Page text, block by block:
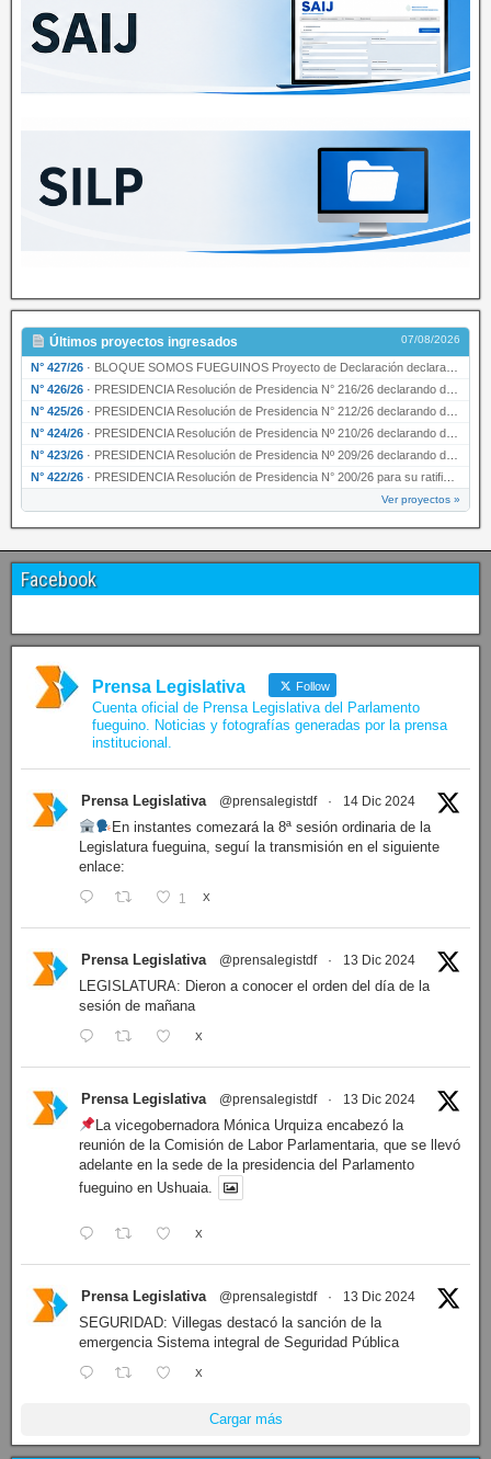
Últimos proyectos ingresados 07/08/2026
N° 427/26 · BLOQUE SOMOS FUEGUINOS Proyecto de Declaración declarando de interés provincial PRESIDENCI…
N° 426/26 · PRESIDENCIA Resolución de Presidencia N° 216/26 declarando de interés provincial la labor …
N° 425/26 · PRESIDENCIA Resolución de Presidencia N° 212/26 declarando de interés provincial el “50° A…
N° 424/26 · PRESIDENCIA Resolución de Presidencia Nº 210/26 declarando de interés provincial el proyec…
N° 423/26 · PRESIDENCIA Resolución de Presidencia Nº 209/26 declarando de interés provincial la presen…
N° 422/26 · PRESIDENCIA Resolución de Presidencia N° 200/26 para su ratificación.
Ver proyectos »
Facebook
Prensa Legislativa Follow
Cuenta oficial de Prensa Legislativa del Parlamento
fueguino. Noticias y fotografías generadas por la prensa
institucional.
Prensa Legislativa @prensalegistdf · 14 Dic 2024
En instantes comezará la 8ª sesión ordinaria de la
Legislatura fueguina, seguí la transmisión en el siguiente
enlace:
1 X
Prensa Legislativa @prensalegistdf · 13 Dic 2024
LEGISLATURA: Dieron a conocer el orden del día de la
sesión de mañana
X
Prensa Legislativa @prensalegistdf · 13 Dic 2024
La vicegobernadora Mónica Urquiza encabezó la
reunión de la Comisión de Labor Parlamentaria, que se llevó
adelante en la sede de la presidencia del Parlamento
fueguino en Ushuaia.
X
Prensa Legislativa @prensalegistdf · 13 Dic 2024
SEGURIDAD: Villegas destacó la sanción de la
emergencia Sistema integral de Seguridad Pública
X
Cargar más